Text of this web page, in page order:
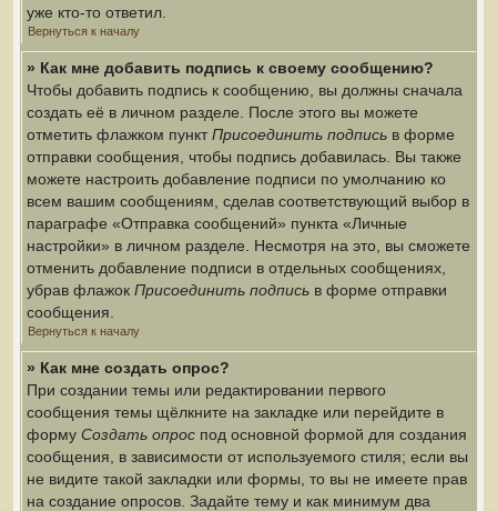
уже кто-то ответил.
Вернуться к началу
» Как мне добавить подпись к своему сообщению?
Чтобы добавить подпись к сообщению, вы должны сначала
создать её в личном разделе. После этого вы можете
отметить флажком пунктПрисоединить подпись в форме
отправки сообщения, чтобы подпись добавилась. Вы также
можете настроить добавление подписи по умолчанию ко
всем вашим сообщениям, сделав соответствующий выбор в
параграфе «Отправка сообщений» пункта «Личные
настройки» в личном разделе. Несмотря на это, вы сможете
отменить добавление подписи в отдельных сообщениях,
убрав флажок Присоединить подпись в форме отправки
сообщения.
Вернуться к началу
» Как мне создать опрос?
При создании темы или редактировании первого
сообщения темы щёлкните на закладке или перейдите в
форму Создать опрос под основной формой для создания
сообщения, в зависимости от используемого стиля; если вы
не видите такой закладки или формы, то вы не имеете прав
на создание опросов. Задайте тему и как минимум два